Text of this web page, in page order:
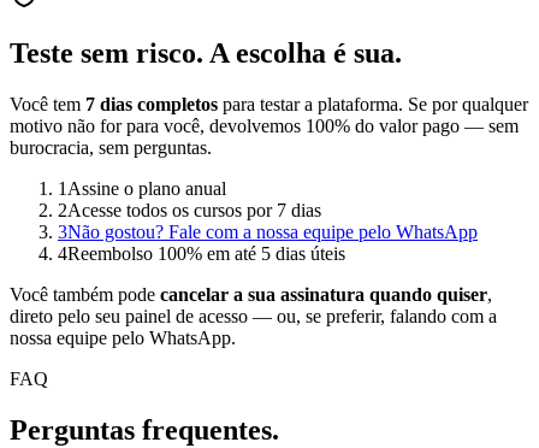
Teste sem risco. A escolha é sua.
Você tem 7 dias completos para testar a plataforma. Se por qualquer
motivo não for para você, devolvemos 100% do valor pago — sem
burocracia, sem perguntas.
1 Assine o plano anual
2Acesse todos os cursos por 7 dias
3Não gostou? Fale com a nossa equipe pelo WhatsApp
4Reembolso 100% em até 5 dias úteis
Você também pode cancelar a sua assinatura quando quiser,
direto pelo seu painel de acesso — ou, se preferir, falando com a
nossa equipe pelo WhatsApp.
FAQ
Perguntas frequentes.